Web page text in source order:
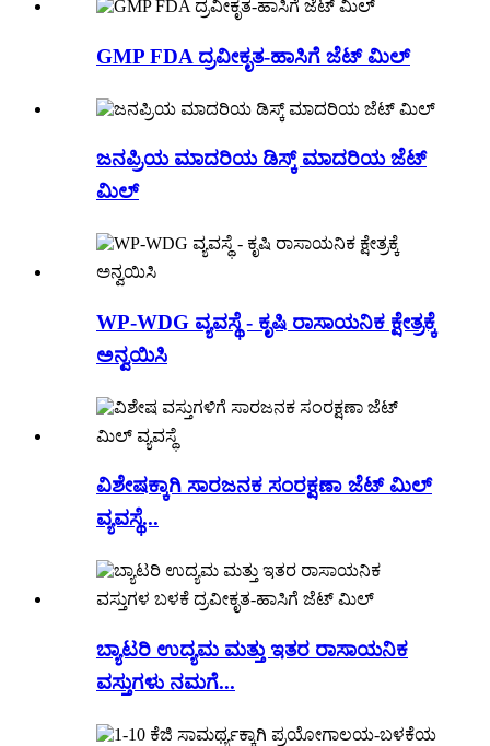
GMP FDA ದ್ರವೀಕೃತ-ಹಾಸಿಗೆ ಜೆಟ್ ಮಿಲ್
ಜನಪ್ರಿಯ ಮಾದರಿಯ ಡಿಸ್ಕ್ ಮಾದರಿಯ ಜೆಟ್
ಮಿಲ್
WP-WDG ವ್ಯವಸ್ಥೆ - ಕೃಷಿ ರಾಸಾಯನಿಕ ಕ್ಷೇತ್ರಕ್ಕೆ
ಅನ್ವಯಿಸಿ
ವಿಶೇಷಕ್ಕಾಗಿ ಸಾರಜನಕ ಸಂರಕ್ಷಣಾ ಜೆಟ್ ಮಿಲ್
ವ್ಯವಸ್ಥೆ...
ಬ್ಯಾಟರಿ ಉದ್ಯಮ ಮತ್ತು ಇತರ ರಾಸಾಯನಿಕ
ವಸ್ತುಗಳು ನಮಗೆ...